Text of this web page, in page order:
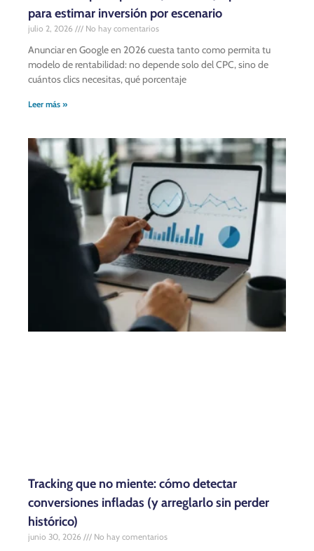
para estimar inversión por escenario
julio 2, 2026 No hay comentarios
Anunciar en Google en 2026 cuesta tanto como permita tu
modelo de rentabilidad: no depende solo del CPC, sino de
cuántos clics necesitas, qué porcentaje
Leer más »
Tracking que no miente: cómo detectar
conversiones infladas (y arreglarlo sin perder
histórico)
junio 30, 2026 No hay comentarios